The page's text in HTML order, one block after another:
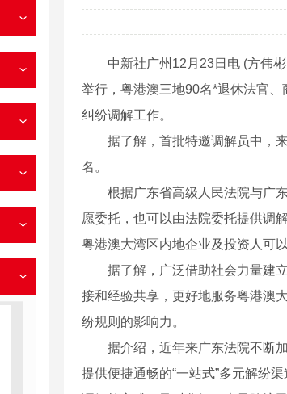
中新社广州12月23日电 (方伟彬
举行，粤港澳三地90名*退休法官
纠纷调解工作。
据了解，首批特邀调解员中，来
名。
根据广东省高级人民法院与广东
愿委托，也可以由法院委托提供调
粤港澳大湾区内地企业及投资人可
据了解，广泛借助社会力量建立
接和经验共享，更好地服务粤港澳
纷规则的影响力。
据介绍，近年来广东法院不断加
提供便捷通畅的“一站式”多元解纷